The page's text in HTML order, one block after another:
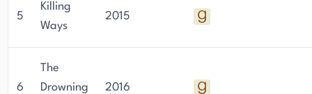
5
Killing
Ways
2015
6
The
Drowning
2016